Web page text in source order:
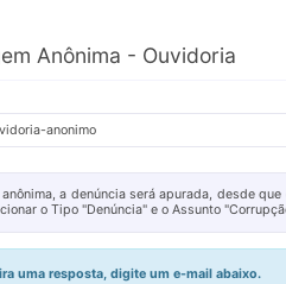
Anônima - Ouvidoria
anonimo
a denúncia será apurada, desde
o Tipo "Denúncia" e o Assunto
uma resposta, digite um e-mail abaixo.